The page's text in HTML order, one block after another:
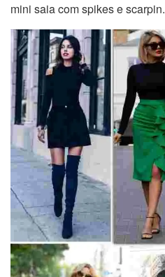
mini saia com spikes e scarpin.